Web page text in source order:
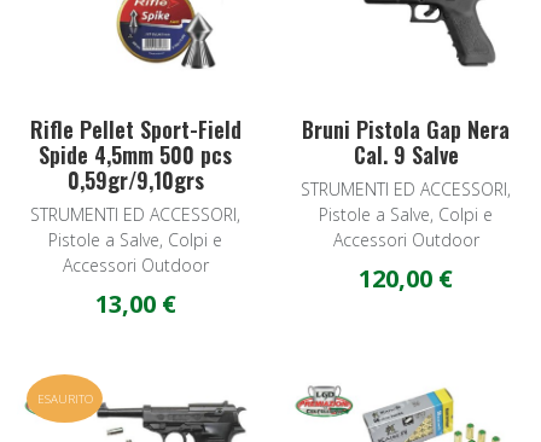
Rifle Pellet Sport-Field
Spide 4,5mm 500 pcs
0,59gr/9,10grs
STRUMENTI ED ACCESSORI,
Pistole a Salve, Colpi e
Accessori Outdoor
13,00 €
Bruni Pistola Gap Nera
Cal. 9 Salve
STRUMENTI ED ACCESSORI,
Pistole a Salve, Colpi e
Accessori Outdoor
120,00 €
ESAURITO
Add to Wishlist